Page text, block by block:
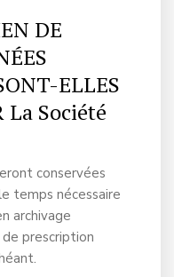
DE
ELLES
La Société
conservées
temps nécessaire
archivage
prescription